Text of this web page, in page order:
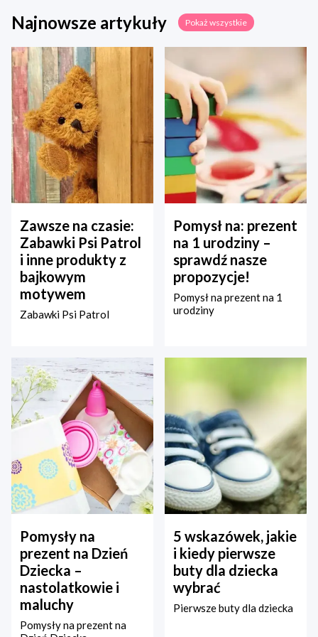
Najnowsze artykuły Pokaż wszystkie
Zawsze na czasie:
Zabawki Psi Patrol
i inne produkty z
bajkowym
motywem
Zabawki Psi Patrol
Pomysł na: prezent
na 1 urodziny –
sprawdź nasze
propozycje!
Pomysł na prezent na 1
urodziny
Pomysły na
prezent na Dzień
Dziecka –
nastolatkowie i
maluchy
Pomysły na prezent na
5 wskazówek, jakie
i kiedy pierwsze
buty dla dziecka
wybrać
Pierwsze buty dla dziecka